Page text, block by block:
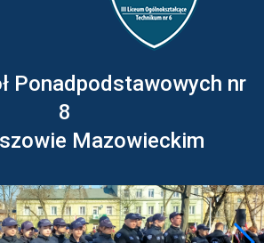
Ponadpodstawowych nr
8
Mazowieckim